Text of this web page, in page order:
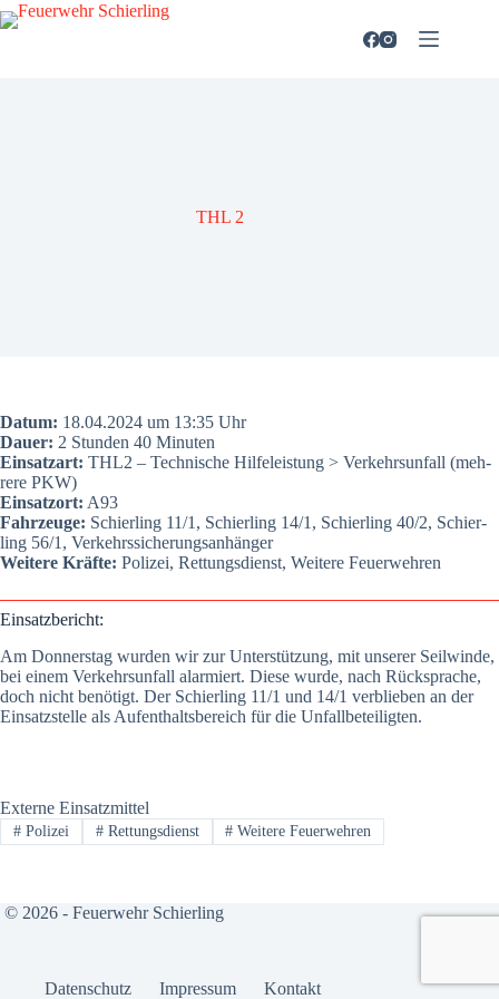
Zum
Inhalt
THL 2
Datum: 18.04.2024 um 13:35 Uhr
Dau­er: 2 Stun­den 40 Minu­ten
Ein­satz­art: THL2 – Tech­ni­sche Hil­fe­leis­tung > Ver­kehrs­un­fall (meh­
re­re PKW)
Ein­satz­ort: A93
Fahr­zeu­ge: Schier­ling 11/1, Schier­ling 14/1, Schier­ling 40/2, Schier­
ling 56/1, Ver­kehrs­si­che­rungs­an­hän­ger
Wei­te­re Kräf­te: Poli­zei, Ret­tungs­dienst, Wei­te­re Feu­er­weh­ren
Ein­satz­be­richt:
Am Don­ners­tag wur­den wir zur Unter­stüt­zung, mit unse­rer Seil­win­de,
bei einem Ver­kehrs­un­fall alar­miert. Die­se wur­de, nach Rück­spra­che,
doch nicht benö­tigt. Der Schier­ling 11/1 und 14/1 ver­blie­ben an der
Ein­satz­stel­le als Auf­ent­halts­be­reich für die Unfall­be­tei­lig­ten.
Externe Einsatzmittel
#Polizei #Rettungsdienst # Weitere Feuerwehren
© 2026 - Feuerwehr Schierling
Daten­schutz Impres­sum Kon­takt